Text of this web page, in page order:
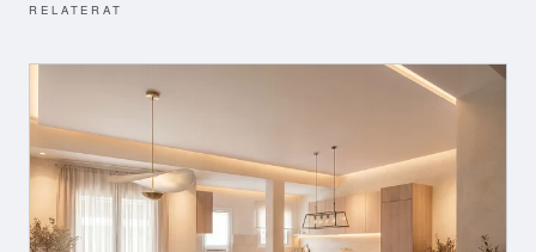
RELATERAT